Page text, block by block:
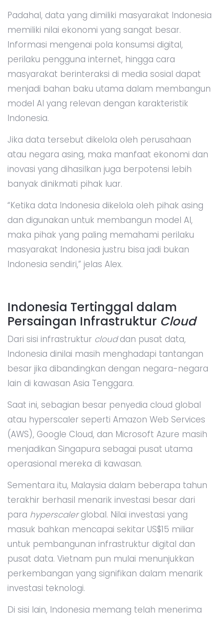
Padahal, data yang dimiliki masyarakat Indonesia
memiliki nilai ekonomi yang sangat besar.
Informasi mengenai pola konsumsi digital,
perilaku pengguna internet, hingga cara
masyarakat berinteraksi di media sosial dapat
menjadi bahan baku utama dalam membangun
model AI yang relevan dengan karakteristik
Indonesia.
Jika data tersebut dikelola oleh perusahaan
atau negara asing, maka manfaat ekonomi dan
inovasi yang dihasilkan juga berpotensi lebih
banyak dinikmati pihak luar.
“Ketika data Indonesia dikelola oleh pihak asing
dan digunakan untuk membangun model AI,
maka pihak yang paling memahami perilaku
masyarakat Indonesia justru bisa jadi bukan
Indonesia sendiri,” jelas Alex.
Indonesia Tertinggal dalam
Persaingan Infrastruktur Cloud
Dari sisi infrastruktur clouddan pusat data,
Indonesia dinilai masih menghadapi tantangan
besar jika dibandingkan dengan negara-negara
lain di kawasan Asia Tenggara.
Saat ini, sebagian besar penyedia cloud global
atau hyperscaler seperti Amazon Web Services
(AWS), Google Cloud, dan Microsoft Azure masih
menjadikan Singapura sebagai pusat utama
operasional mereka di kawasan.
Sementara itu, Malaysia dalam beberapa tahun
terakhir berhasil menarik investasi besar dari
para hyperscalerglobal. Nilai investasi yang
masuk bahkan mencapai sekitar US$15 miliar
untuk pembangunan infrastruktur digital dan
pusat data. Vietnam pun mulai menunjukkan
perkembangan yang signifikan dalam menarik
investasi teknologi.
Di sisi lain, Indonesia memang telah menerima